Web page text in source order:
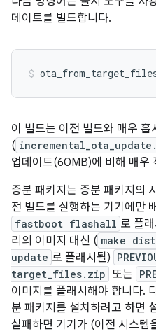
데이트를 빌드합니다.
이 빌드는 이전 빌드와 매우 흡
(
업데이트(60MB)에 비해 매우
증분 패키지는 증분 패키지의
전 빌드를 실행하는 기기에만
fastboot flashall 로 플
리의 이미지 대신 ( make dist
update 로 플래시될)
target_files.zip 또는
이미지를 플래시해야 합니다.
분 패키지를 설치하려고 하면
실패하면 기기가 (이전 시스템